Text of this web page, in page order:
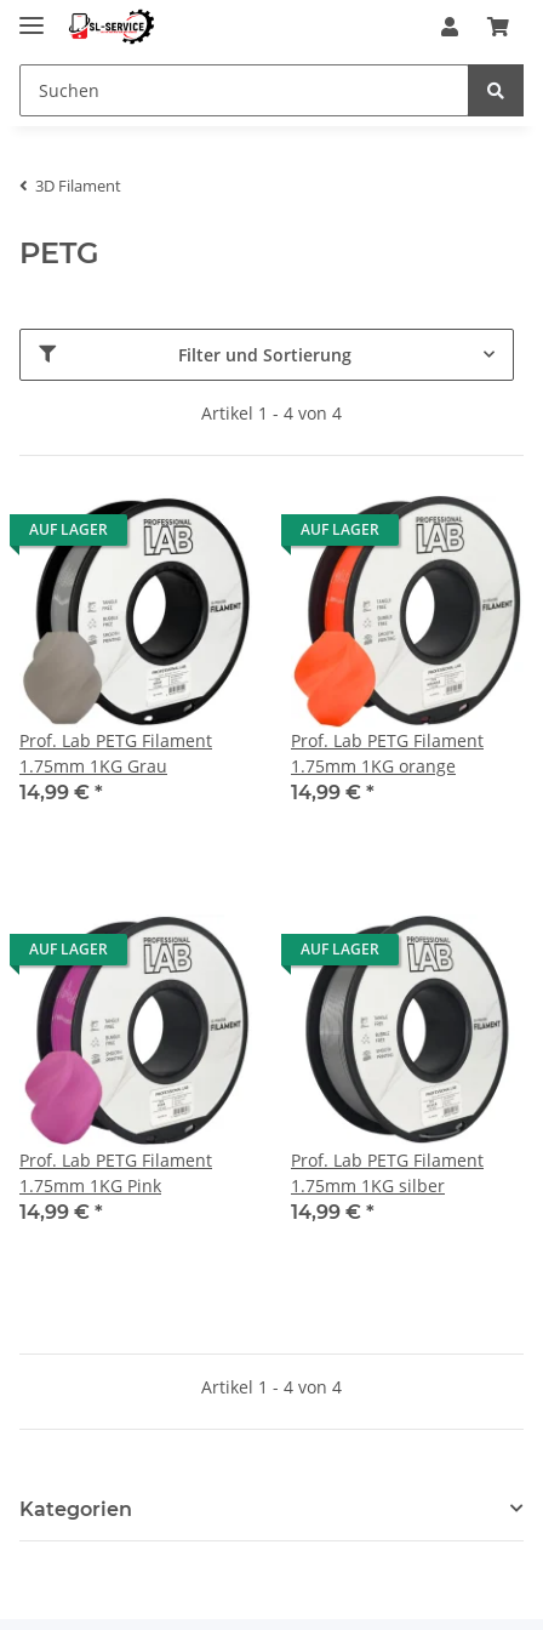
3D Filament
PETG
Filter und Sortierung
Artikel 1 - 4 von 4
AUF LAGER
Prof. Lab PETG Filament
1.75mm 1KG Grau
14,99 € *
AUF LAGER
Prof. Lab PETG Filament
1.75mm 1KG orange
14,99 € *
AUF LAGER
Prof. Lab PETG Filament
1.75mm 1KG Pink
14,99 € *
AUF LAGER
Prof. Lab PETG Filament
1.75mm 1KG silber
14,99 € *
Artikel 1 - 4 von 4
Kategorien